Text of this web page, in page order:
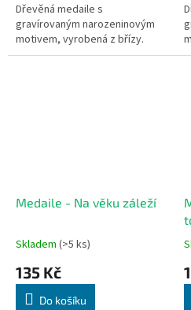
Dřevěná medaile s
gravírovaným narozeninovým
motivem, vyrobená z břízy.
Medaile - Na věku záleží
Skladem (>5 ks)
135 Kč
Do košíku